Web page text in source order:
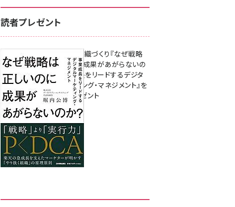
読者プレゼント
成果を生む組織づくり『なぜ戦略
は正しいのに成果があがらないの
か？ 事業成長をリードするデジタ
ルマーケティング・マネジメント』を
3名様にプレゼント
8月7日 10:00